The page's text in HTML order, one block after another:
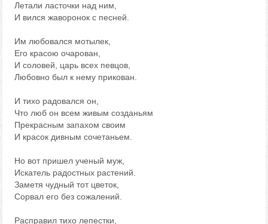
Летали ласточки над ним,
И вился жаворонок с песней.
Им любовался мотылек,
Его красою очарован,
И соловей, царь всех певцов,
Любовно был к нему прикован.
И тихо радовался он,
Что люб он всем живым созданьям
Прекрасным запахом своим
И красок дивным сочетаньем.
Но вот пришел ученый муж,
Искатель радостных растений.
Заметя чудный тот цветок,
Сорвал его без сожалений.
Расправил тихо лепестки,